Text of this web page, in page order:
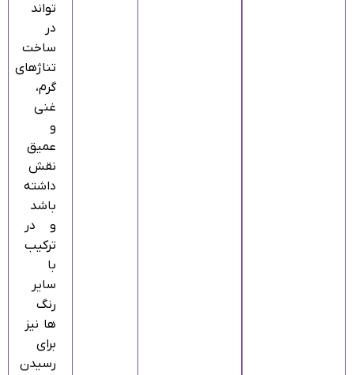
تواند
در
ساخت
تناژهای
گرم،
غنی
و
عمیق
نقش
داشته
باشد
و در
ترکیب
با
سایر
رنگ‌
ها نیز
برای
رسیدن